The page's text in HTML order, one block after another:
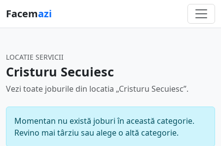
Facemazi
LOCATIE SERVICII
Cristuru Secuiesc
Vezi toate joburile din locatia „Cristuru Secuiesc”.
Momentan nu există joburi în această categorie.
Revino mai târziu sau alege o altă categorie.